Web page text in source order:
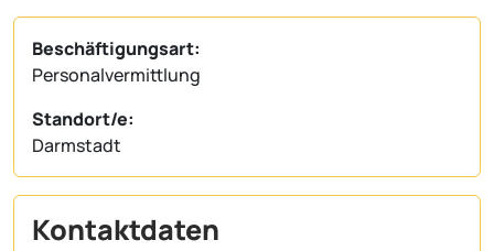
Beschäftigungsart:
Personalvermittlung
Standort/e:
Darmstadt
Kontaktdaten